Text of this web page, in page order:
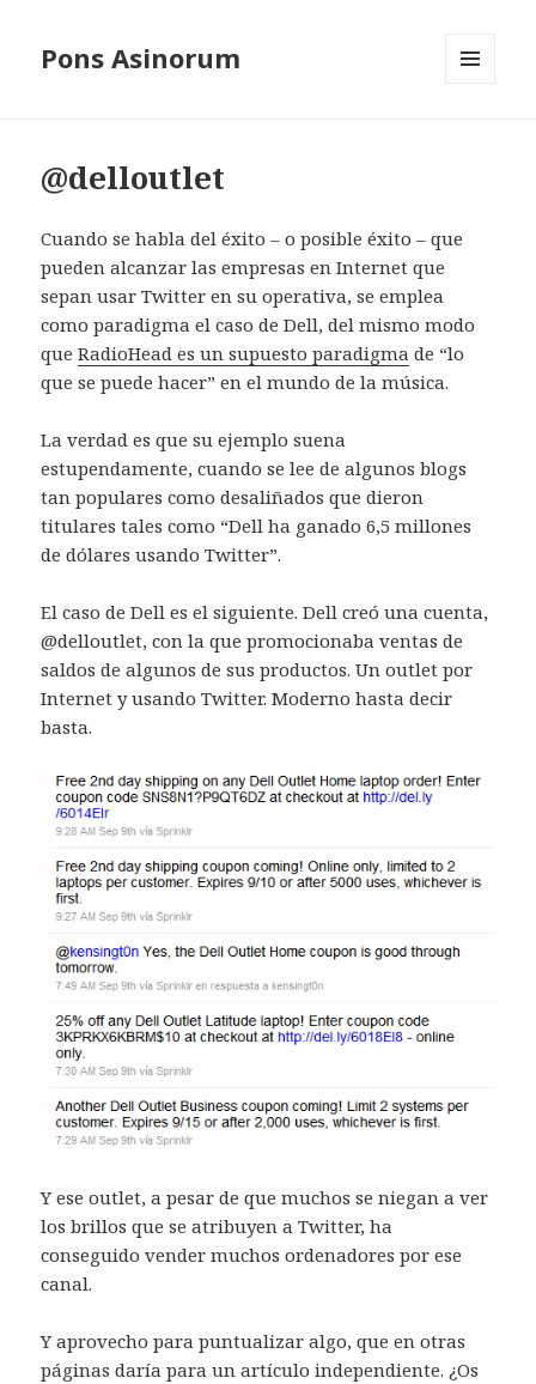
Pons Asinorum
@delloutlet
Cuando se habla del éxito – o posible éxito – que
pueden alcanzar las empresas en Internet que
sepan usar Twitter en su operativa, se emplea
como paradigma el caso de Dell, del mismo modo
queRadioHead es un supuesto paradigma de “lo
que se puede hacer” en el mundo de la música.
La verdad es que su ejemplo suena
estupendamente, cuando se lee de algunos blogs
tan populares como desaliñados que dieron
titulares tales como “Dell ha ganado 6,5 millones
de dólares usando Twitter”.
El caso de Dell es el siguiente. Dell creó una cuenta,
@delloutlet, con la que promocionaba ventas de
saldos de algunos de sus productos. Un outlet por
Internet y usando Twitter. Moderno hasta decir
basta.
Y ese outlet, a pesar de que muchos se niegan a ver
los brillos que se atribuyen a Twitter, ha
conseguido vender muchos ordenadores por ese
canal.
Y aprovecho para puntualizar algo, que en otras
páginas daría para un artículo independiente. ¿Os